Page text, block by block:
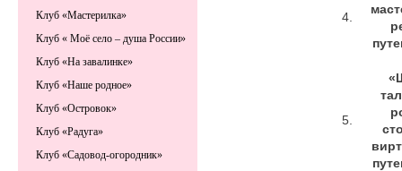
4.
5.
Клуб «Мастерилка»
Клуб « Моё село – душа России»
Клуб «На завалинке»
Клуб «Наше родное»
Клуб «Островок»
Клуб «Радуга»
Клуб «Садовод-огородник»